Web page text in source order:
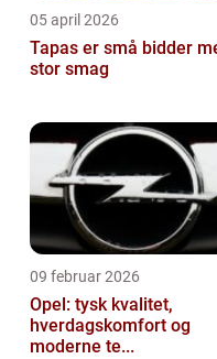
05 april 2026
Tapas er små bidder
stor smag
09 februar 2026
Opel: tysk kvalitet,
hverdagskomfort og
moderne te...